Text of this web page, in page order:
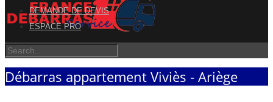
DEMANDE DE DEVIS
ESPACE PRO
Débarras appartement Viviès - Ariège